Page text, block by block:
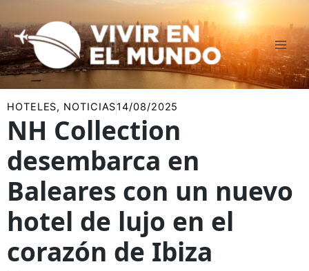
al
contenido
HOTELES, NOTICIAS14/08/2025
NH Collection
desembarca en
Baleares con un nuevo
hotel de lujo en el
corazón de Ibiza